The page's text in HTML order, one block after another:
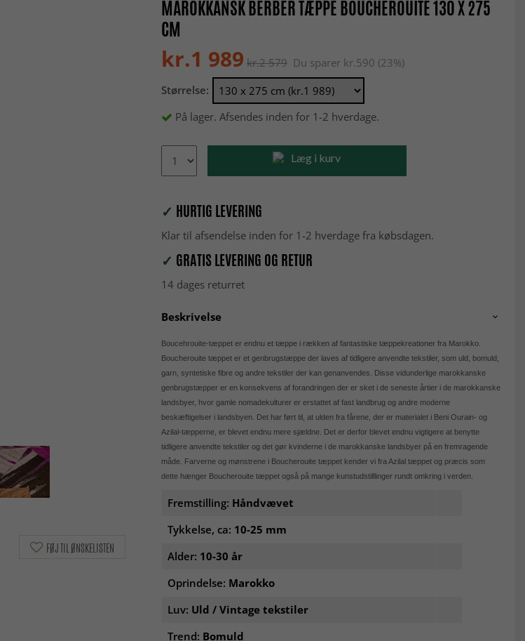
MAROKKANSK BERBER TÆPPE BOUCHEROUITE 130 X 275
CM
kr.1 989 kr.2 579Du sparer kr.590 (23%)
Størrelse:
På lager. Afsendes inden for 1-2 hverdage.
Læg i kurv
✓ HURTIG LEVERING
Klar til afsendelse inden for 1-2 hverdage fra købsdagen.
✓ GRATIS LEVERING OG RETUR
14 dages returret
Beskrivelse
Boucehrouite-tæppet er endnu et tæppe i rækken af fantastiske tæppekreationer fra Marokko.
Boucherouite tæppet er et genbrugstæppe der laves af tidligere anvendte tekstiler, som uld, bomuld,
garn, syntetiske fibre og andre tekstiler der kan genanvendes. Disse vidunderlige marokkanske
genbrugstæpper er en konsekvens af forandringen der er sket i de seneste årtier i de marokkanske
landsbyer, hvor gamle nomadekulturer er erstattet af fast landbrug og andre moderne
beskæftigelser i landsbyen. Det har ført til, at ulden fra fårene, der er materialet i Beni Ourain- og
Azilal-tæpperne, er blevet endnu mere sjældne. Det er derfor blevet endnu vigtigere at benytte
tidligere anvendte tekstiler og det gør kvinderne i de marokkanske landsbyer på en fremragende
måde. Farverne og mønstrene i Boucherouite tæppet kender vi fra Azilal tæppet og præcis som
dette hænger Boucherouite tæppet også på mange kunstudstilllinger rundt omkring i verden.
Fremstilling: Håndvævet
Tykkelse, ca: 10-25 mm
Alder: 10-30 år
Oprindelse: Marokko
Luv: Uld / Vintage tekstiler
Trend: Bomuld
FØJ TIL ØNSKELISTEN